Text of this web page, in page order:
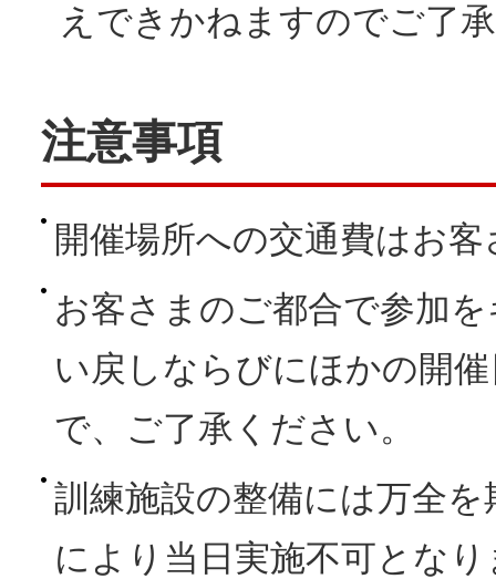
えできかねますのでご了
注意事項
開催場所への交通費はお
お客さまのご都合で参加
い戻しならびにほかの開
で、ご了承ください。
訓練施設の整備には万全
により当日実施不可とな